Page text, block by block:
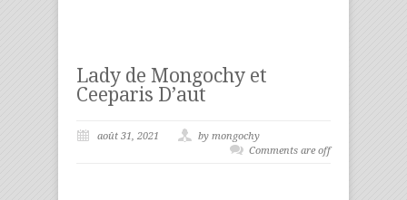
Lady de Mongochy et
Ceeparis D’aut
août 31, 2021
by mongochy
Comments are off